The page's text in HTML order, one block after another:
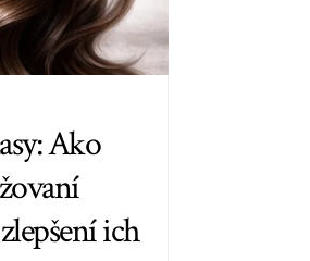
Ako
ich